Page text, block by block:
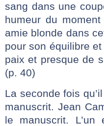
sang dans une
humeur du
amie blonde dans
pour son équilibre
paix et presque de
(p. 40)
La seconde fois
manuscrit. Jean
le manuscrit.